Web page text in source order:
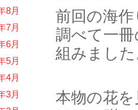
8月
7月
6月
5月
4月
3月
前回の海
調べて一
組みまし
本物の花